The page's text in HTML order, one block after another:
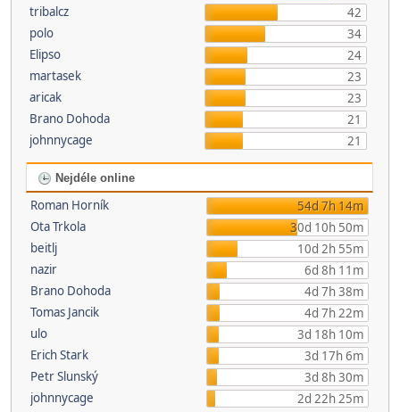
tribalcz
42
polo
34
Elipso
24
martasek
23
aricak
23
Brano Dohoda
21
johnnycage
21
Nejdéle online
Roman Horník
54d 7h 14m
Ota Trkola
30d 10h 50m
beitlj
10d 2h 55m
nazir
6d 8h 11m
Brano Dohoda
4d 7h 38m
Tomas Jancik
4d 7h 22m
ulo
3d 18h 10m
Erich Stark
3d 17h 6m
Petr Slunský
3d 8h 30m
johnnycage
2d 22h 25m